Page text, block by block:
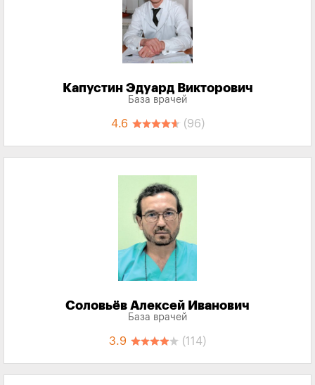
Капустин Эдуард Викторович
База врачей
4.6 (96)
Соловьёв Алексей Иванович
База врачей
3.9 (114)